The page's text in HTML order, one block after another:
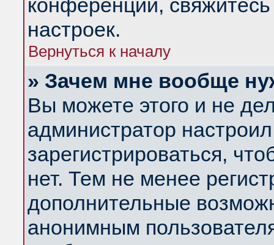
конференции,
настроек.
Вернуться к началу
» Зачем мне вообще
Вы можете этого и не
администратор
зарегистрироваться,
нет. Тем не менее
дополнительные
анонимным